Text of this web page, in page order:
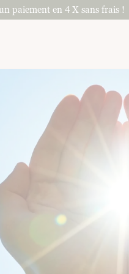
paiement en 4 X sans frais !